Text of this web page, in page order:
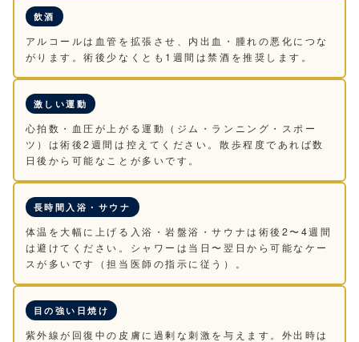
飲酒
アルコールは血管を拡張させ、内出血・腫れの悪化につな
がります。術後少なくとも1週間は禁酒を推奨します。
激しい運動
心拍数・血圧が上がる運動（ジム・ランニング・スポー
ツ）は術後2週間は控えてください。散歩程度であれば数
日後から可能なことが多いです。
長時間入浴・サウナ
体温を大幅に上げる入浴・岩盤浴・サウナは術後2〜4週間
は避けてください。シャワーは当日〜翌日から可能なケー
スが多いです（担当医師の指示に従う）。
目の強い日焼け
紫外線が回復中の皮膚に過剰な刺激を与えます。外出時は